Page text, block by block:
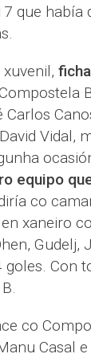
que había
Vidal,
equipo
co
xaneiro
Gudelj,
Con
co
Casal